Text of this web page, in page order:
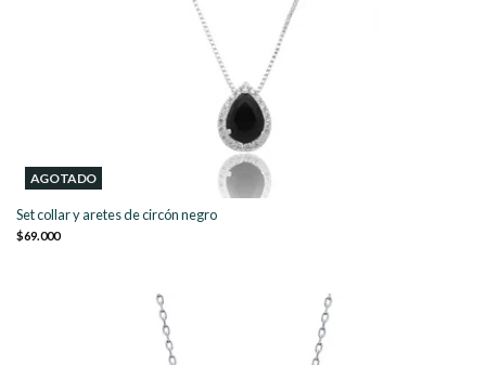
AGOTADO
Set collar y aretes de circón negro
$69.000